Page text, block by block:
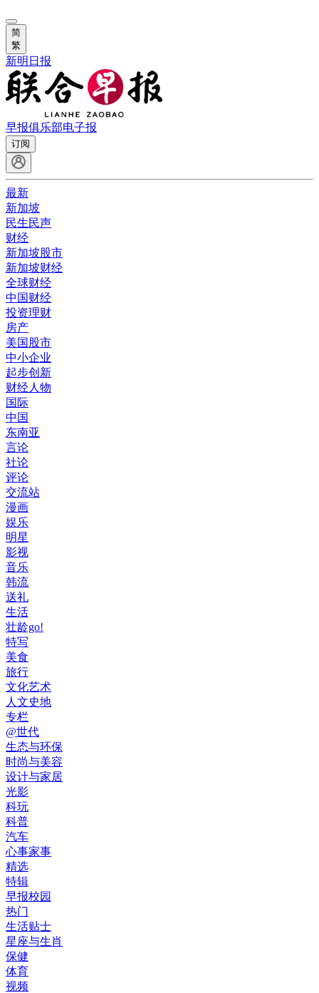
简
繁
新明日报
早报俱乐部电子报
订阅
最新
新加坡
民生民声
财经
新加坡股市
新加坡财经
全球财经
中国财经
投资理财
房产
美国股市
中小企业
起步创新
财经人物
国际
中国
东南亚
言论
社论
评论
交流站
漫画
娱乐
明星
影视
音乐
韩流
送礼
生活
壮龄go!
特写
美食
旅行
文化艺术
人文史地
专栏
@世代
生态与环保
时尚与美容
设计与家居
光影
科玩
科普
汽车
心事家事
精选
特辑
早报校园
热门
生活贴士
星座与生肖
保健
体育
视频